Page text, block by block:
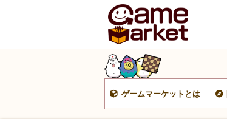
ゲームマーケットとは